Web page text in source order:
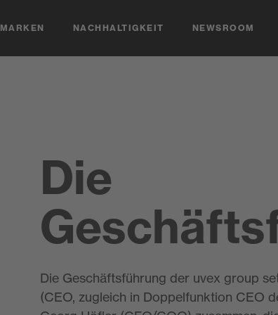
MARKEN NACHHALTIGKEIT NEWSROOM
Die
Die Geschäftsführung der uvex group
(CEO, zugleich in Doppelfunktion CEO